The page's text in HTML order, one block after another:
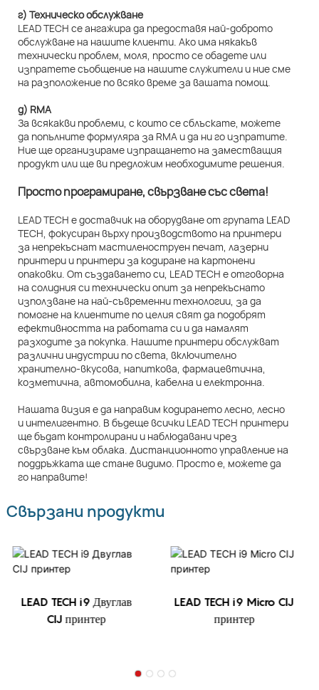
г) Техническо обслужване
LEAD TECH се ангажира да предоставя най-доброто
обслужване на нашите клиенти. Ако има някакъв
технически проблем, моля, просто се обадете или
изпратете съобщение на нашите служители и ние сме
на разположение по всяко време за вашата помощ.
д) RMA
За всякакви проблеми, с които се сблъскате, можете
да попълните формуляра за RMA и да ни го изпратите.
Ние ще организираме изпращането на заместващия
продукт или ще ви предложим необходимите решения.
Просто програмиране, свързване със света!
LEAD TECH е доставчик на оборудване от групата LEAD
TECH, фокусиран върху производството на принтери
за непрекъснат мастиленоструен печат, лазерни
принтери и принтери за кодиране на картонени
опаковки. От създаването си, LEAD TECH е отговорна
на солидния си технически опит за непрекъснато
използване на най-съвременни технологии, за да
помогне на клиентите по целия свят да подобрят
ефективността на работата си и да намалят
разходите за покупка. Нашите принтери обслужват
различни индустрии по света, включително
хранително-вкусова, напиткова, фармацевтична,
козметична, автомобилна, кабелна и електронна.
Нашата визия е да направим кодирането лесно, лесно
и интелигентно. В бъдеще всички LEAD TECH принтери
ще бъдат контролирани и наблюдавани чрез
свързване към облака. Дистанционното управление на
поддръжката ще стане видимо. Просто е, можете да
го направите!
Свързани продукти
LEAD TECH i9 Двуглав
CIJ принтер
LEAD TECH i9 Micro CIJ
принтер